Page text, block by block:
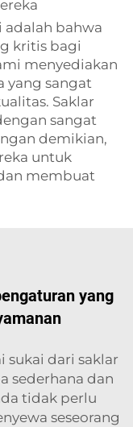
adalah bahwa
kritis bagi
menyediakan
yang sangat
Saklar
sangat
demikian,
untuk
membuat
yang
sukai dari saklar
sederhana dan
tidak perlu
seseorang